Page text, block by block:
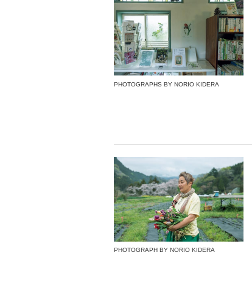
PHOTOGRAPHS BY NORIO KIDERA
PHOTOGRAPH BY NORIO KIDERA